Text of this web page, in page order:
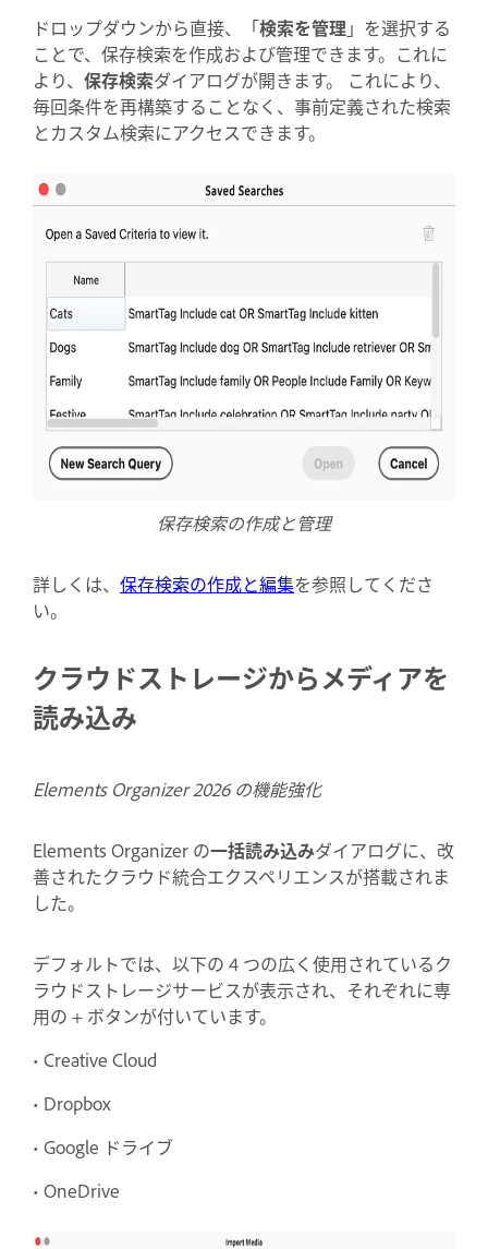
ドロップダウンから直接、「検索を管理」を選択する
ことで、保存検索を作成および管理できます。これに
より、 保存検索ダイアログが開きます。 これにより、
毎回条件を再構築することなく、事前定義された検索
とカスタム検索にアクセスできます。
保存検索の作成と管理
詳しくは、 保存検索の作成と編集を参照してくださ
い。
クラウドストレージからメディアを
読み込み
Elements Organizer 2026 の機能強化
Elements Organizer の一括読み込みダイアログに、改
善されたクラウド統合エクスペリエンスが搭載されま
した。
デフォルトでは、以下の 4 つの広く使用されているク
ラウドストレージサービスが表示され、それぞれに専
用の + ボタンが付いています。
• Creative Cloud
• Dropbox
• Google ドライブ
• OneDrive